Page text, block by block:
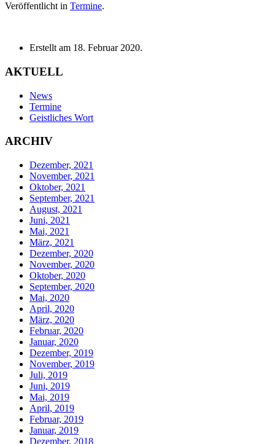
Veröffentlicht in Termine.
Erstellt am 18. Februar 2020.
AKTUELL
News
Termine
Geistliches Wort
ARCHIV
Dezember, 2021
November, 2021
Oktober, 2021
September, 2021
August, 2021
Juni, 2021
Mai, 2021
März, 2021
Dezember, 2020
November, 2020
Oktober, 2020
September, 2020
Mai, 2020
April, 2020
März, 2020
Februar, 2020
Januar, 2020
Dezember, 2019
November, 2019
Juli, 2019
Juni, 2019
Mai, 2019
April, 2019
Februar, 2019
Januar, 2019
Dezember, 2018